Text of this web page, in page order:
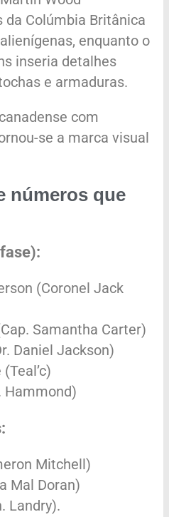
Colúmbia Britânica
enquanto o
inseria detalhes
e armaduras.
com
se a marca visual
números que
(Coronel Jack
Samantha Carter)
Daniel Jackson)
Hammond)
Mitchell)
Mal Doran)
Landry).